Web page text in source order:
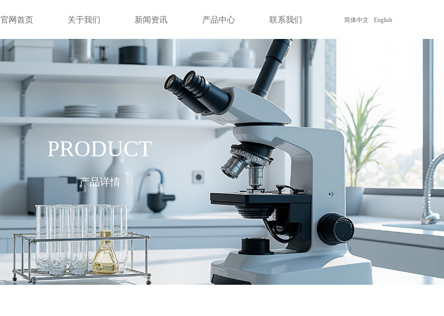
官网首页 关于我们 新闻资讯 产品中心 联系我们 简体中文 English
PRODUCT
产品详情